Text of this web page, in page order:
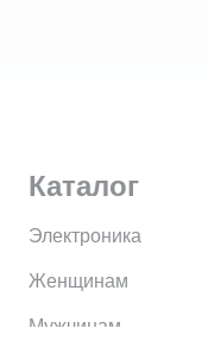
Каталог
Электроника
Женщинам
Мужчинам